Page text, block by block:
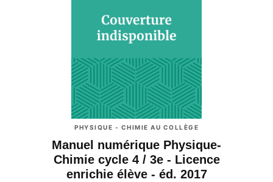
PHYSIQUE - CHIMIE AU COLLÈGE
Manuel numérique Physique-
Chimie cycle 4 / 3e - Licence
enrichie élève - éd. 2017